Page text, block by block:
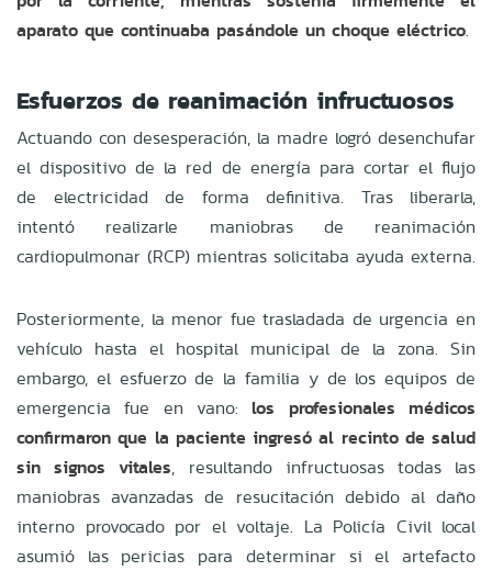
aparato que continuaba pasándole un choque eléctrico.
Esfuerzos de reanimación infructuosos
Actuando con desesperación, la madre logró desenchufar
el dispositivo de la red de energía para cortar el flujo
de electricidad de forma definitiva. Tras liberarla,
intentó realizarle maniobras de reanimación
cardiopulmonar (RCP) mientras solicitaba ayuda externa.
Posteriormente, la menor fue trasladada de urgencia en
vehículo hasta el hospital municipal de la zona. Sin
embargo, el esfuerzo de la familia y de los equipos de
emergencia fue en vano: los profesionales médicos
confirmaron que la paciente ingresó al recinto de salud
sin signos vitales, resultando infructuosas todas las
maniobras avanzadas de resucitación debido al daño
interno provocado por el voltaje. La Policía Civil local
asumió las pericias para determinar si el artefacto